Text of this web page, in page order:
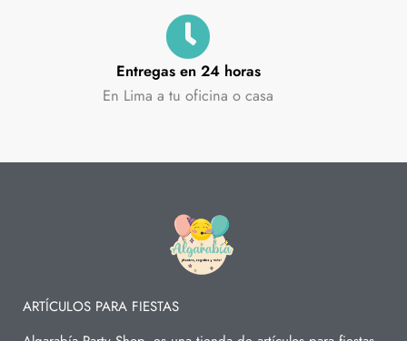
Entregas en 24 horas
En Lima a tu oficina o casa
ARTÍCULOS PARA FIESTAS